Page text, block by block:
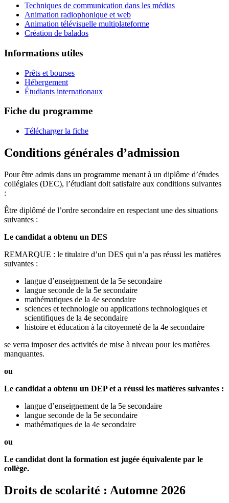
Techniques de communication dans les médias
Animation radiophonique et web
Animation télévisuelle multiplateforme
Création de balados
Informations utiles
Prêts et bourses
Hébergement
Étudiants internationaux
Fiche du programme
Télécharger la fiche
Conditions générales d’admission
Pour être admis dans un programme menant à un diplôme d’études
collégiales (DEC), l’étudiant doit satisfaire aux conditions suivantes
:
Être diplômé de l’ordre secondaire en respectant une des situations
suivantes :
Le candidat a obtenu un DES
REMARQUE : le titulaire d’un DES qui n’a pas réussi les matières
suivantes :
langue d’enseignement de la 5e secondaire
langue seconde de la 5e secondaire
mathématiques de la 4e secondaire
sciences et technologie ou applications technologiques et
scientifiques de la 4e secondaire
histoire et éducation à la citoyenneté de la 4e secondaire
se verra imposer des activités de mise à niveau pour les matières
manquantes.
ou
Le candidat a obtenu un DEP et a réussi les matières suivantes :
langue d’enseignement de la 5e secondaire
langue seconde de la 5e secondaire
mathématiques de la 4e secondaire
ou
Le candidat dont la formation est jugée équivalente par le
collège.
Droits de scolarité : Automne 2026